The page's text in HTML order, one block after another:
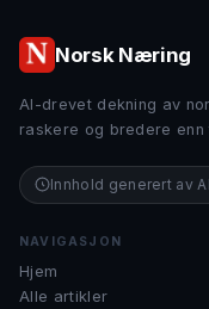
Norsk Næring
AI-drevet dekning av
raskere og bredere enn
Innhold generert av AI
NAVIGASJON
Hjem
Alle artikler